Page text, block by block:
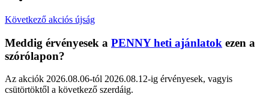
Következő akciós újság
Meddig érvényesek a PENNY heti ajánlatok ezen a
szórólapon?
Az akciók 2026.08.06-tól 2026.08.12-ig érvényesek, vagyis
csütörtöktől a következő szerdáig.